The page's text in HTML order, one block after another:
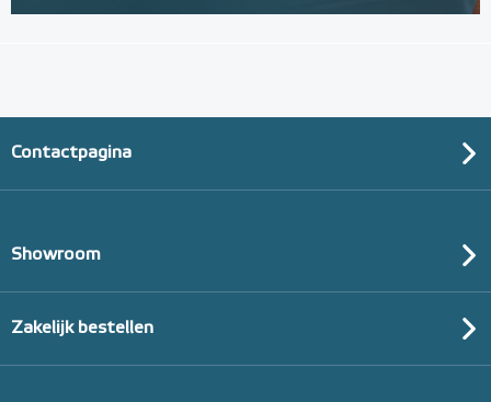
Contactpagina
Showroom
Zakelijk bestellen